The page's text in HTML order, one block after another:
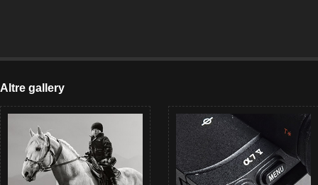
Altre gallery